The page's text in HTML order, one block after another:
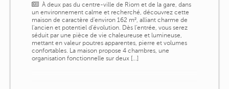
À deux pas du centre-ville de Riom et de la gare, dans
un environnement calme et recherché, découvrez cette
maison de caractère d'environ 162 m², alliant charme de
l'ancien et potentiel d'évolution. Dès l'entrée, vous serez
séduit par une pièce de vie chaleureuse et lumineuse,
mettant en valeur poutres apparentes, pierre et volumes
confortables. La maison propose 4 chambres, une
organisation fonctionnelle sur deux [...]